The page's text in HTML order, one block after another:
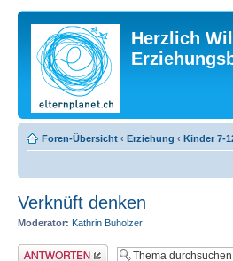
Herzlich
Foren-Übersicht ‹ Erziehung ‹ Kinder 7-
Verknüft denken
Moderator: Kathrin Buholzer
Antwort erstellen